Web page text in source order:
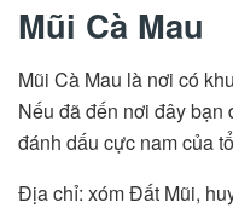
Mũi Cà Mau
Mũi Cà Mau là nơi có
Nếu đã đến nơi đây bạn
đánh dấu cực nam của
Địa chỉ: xóm Đất Mũi,